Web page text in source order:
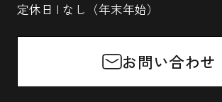
定休日 | なし（年末年始）
お問い合わせ